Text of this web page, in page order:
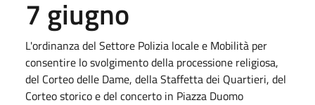
7 giugno
L'ordinanza del Settore Polizia locale e Mobilità per
consentire lo svolgimento della processione religiosa,
del Corteo delle Dame, della Staffetta dei Quartieri, del
Corteo storico e del concerto in Piazza Duomo